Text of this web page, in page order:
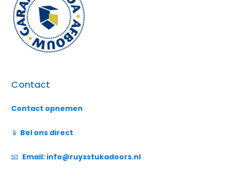
Contact
Contact opnemen
📱 Bel ons direct
📧 Email: info@ruysstukadoors.nl